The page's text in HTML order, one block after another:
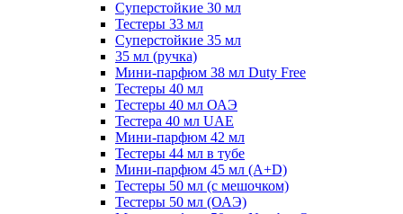
Суперстойкие 30 мл
Тестеры 33 мл
Суперстойкие 35 мл
35 мл (ручка)
Мини-парфюм 38 мл Duty Free
Тестеры 40 мл
Тестеры 40 мл ОАЭ
Тестера 40 мл UAE
Мини-парфюм 42 мл
Тестеры 44 мл в тубе
Мини-парфюм 45 мл (A+D)
Тестеры 50 мл (с мешочком)
Тестеры 50 мл (ОАЭ)